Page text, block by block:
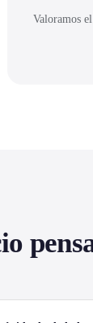
Valoramos